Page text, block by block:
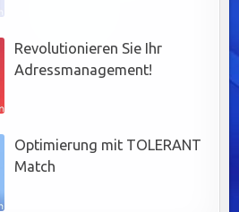
Revolutionieren Sie Ihr
Adressmanagement!
Optimierung mit TOLERANT
Match